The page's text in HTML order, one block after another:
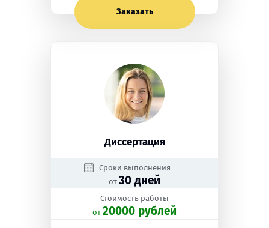
Заказать
Диссертация
Сроки выполнения
от 30 дней
Стоимость работы
oт 20000 рублей